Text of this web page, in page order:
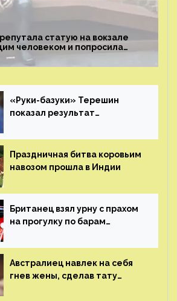
статую на вокзале
человеком и попросила
«Руки-базуки» Терешин
показал результат
Праздничная битва коровьим
навозом прошла в Индии
Британец взял урну с прахом
на прогулку по барам
Австралиец навлек на себя
гнев жены, сделав тату